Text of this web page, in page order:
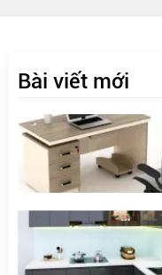
Bài viết mới